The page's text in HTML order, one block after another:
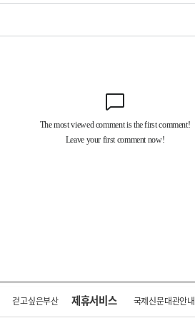
걷고싶은부산 제휴서비스 국제신문대관안내